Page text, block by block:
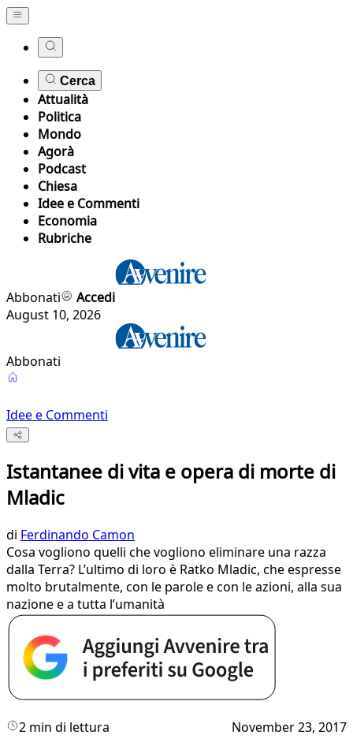
Cerca
Attualità
Politica
Mondo
Agorà
Podcast
Chiesa
Idee e Commenti
Economia
Rubriche
Abbonati
Accedi
August 10, 2026
Abbonati
Idee e Commenti
Istantanee di vita e opera di morte di
Mladic
di Ferdinando Camon
Cosa vogliono quelli che vogliono eliminare una razza
dalla Terra? L’ultimo di loro è Ratko Mladic, che espresse
molto brutalmente, con le parole e con le azioni, alla sua
nazione e a tutta l’umanità
2 min di lettura November 23, 2017